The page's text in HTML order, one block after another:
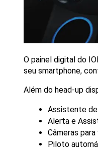
O painel digital do
seu smartphone,
Além do head-up
Assistente de
Alerta e
Câmeras
Piloto